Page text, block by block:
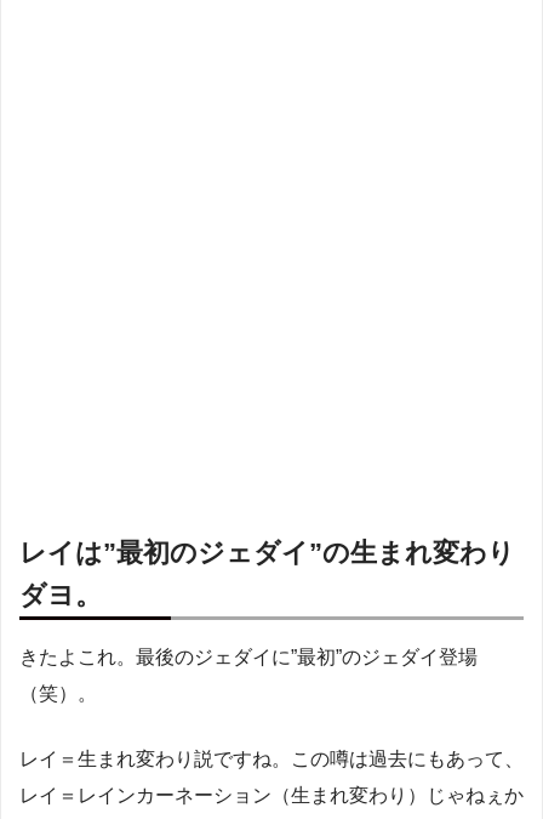
レイは”最初のジェダイ”の生まれ変わり
ダヨ。
きたよこれ。最後のジェダイに”最初”のジェダイ登場
（笑）。
レイ＝生まれ変わり説ですね。この噂は過去にもあって、
レイ＝レインカーネーション（生まれ変わり）じゃねぇか